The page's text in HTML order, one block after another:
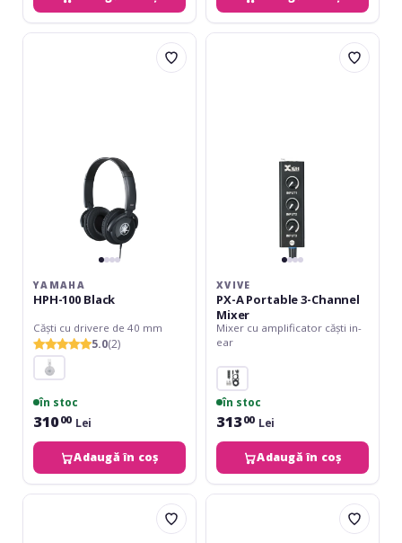
Yamaha
YAMAHA
HPH-100 Black
Căști cu drivere de 40 mm
5.0(2)
în stoc
31000 Lei
Adaugă în coș
XVive
XVIVE
PX-A Portable 3-Channel
Mixer
Mixer cu amplificator căști in-
ear
în stoc
31300 Lei
Adaugă în coș
Audio-
Presonus